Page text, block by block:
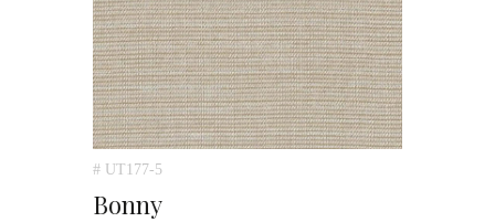
# UT177-5
Bonny